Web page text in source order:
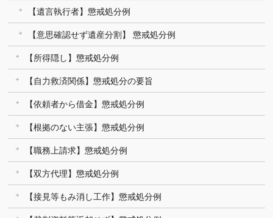
【遺言執行者】懲戒処分例
【意思確認せず遺産分割】 懲戒処分例
【所得隠し】懲戒処分例
【自力救済関係】懲戒処分の要旨
【依頼者から借金】懲戒処分例
【根拠のない主張】懲戒処分例
【職務上請求】懲戒処分例
【双方代理】懲戒処分例
【接見等もみ消し工作】懲戒処分例